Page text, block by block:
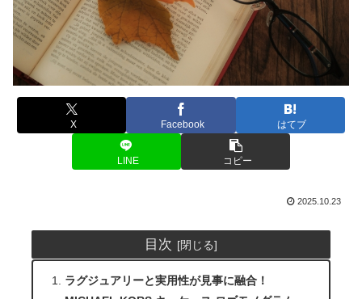
X Facebook はてブ
LINE コピー
2025.10.23
目次
ラグジュアリーと実用性が見事に融合！